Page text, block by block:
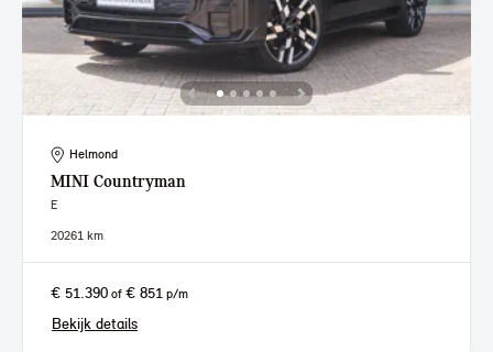
Helmond
MINI Countryman
E
20261 km
€ 51.390 of € 851 p/m
Bekijk details